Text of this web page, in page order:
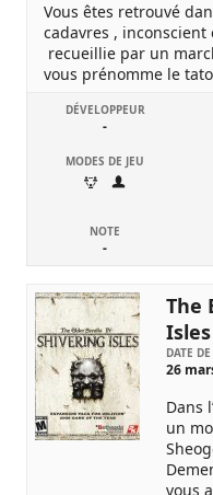
Vous êtes retrouvé
cadavres ,
recueillie par un
vous prénomme le
DÉVELOPPEUR
-
MODES DE JEU
NOTE
-
The
Isles
DATE
26
Dans
un
vous